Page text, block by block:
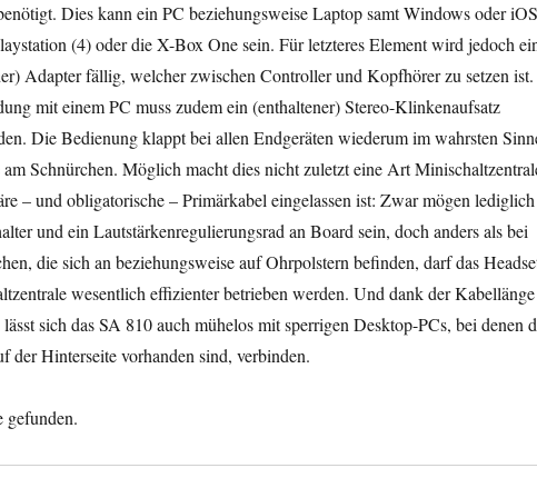
Dies kann ein PC beziehungsweise Laptop samt Windows oder iOS
(4) oder die X-Box One sein. Für letzteres Element wird jedoch
Adapter fällig, welcher zwischen Controller und Kopfhörer zu setzen ist.
mit einem PC muss zudem ein (enthaltener) Stereo-Klinkenaufsatz
Die Bedienung klappt bei allen Endgeräten wiederum im wahrsten
Schnürchen. Möglich macht dies nicht zuletzt eine Art
– und obligatorische – Primärkabel eingelassen ist: Zwar mögen lediglich
und ein Lautstärkenregulierungsrad an Board sein, doch anders als bei
die sich an beziehungsweise auf Ohrpolstern befinden, darf das
wesentlich effizienter betrieben werden. Und dank der Kabellänge
sich das SA 810 auch mühelos mit sperrigen Desktop-PCs, bei denen
der Hinterseite vorhanden sind, verbinden.
gefunden.